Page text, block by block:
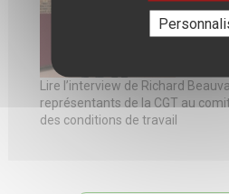
Lire l’interview de Richard
représentants de la CGT au
des conditions de travail